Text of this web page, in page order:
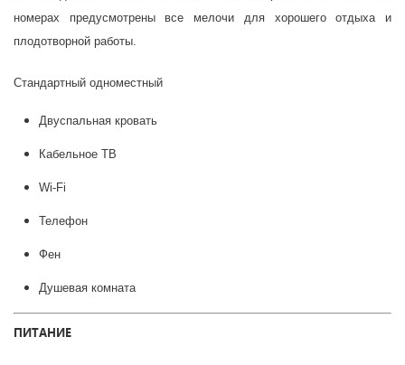
номерах предусмотрены все мелочи для хорошего отдыха и
плодотворной работы.
Стандартный одноместный
Двуспальная кровать
Кабельное ТВ
Wi-Fi
Телефон
Фен
Душевая комната
ПИТАНИЕ